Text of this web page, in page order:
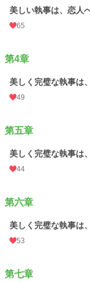
智樹が、情報屋・涼雅と
「美しく完璧な執事は、
智樹をなにかと意識する
第八章
あるパーティーに出席す
第九章
「ドジな執事見習いは、
樹が屋敷を訪れる。和樹
る。
第十章
「美しく完璧な執事は、
しまう。らしくなく悩む
美しい執事は、恋人
65
第4章
美しく完璧な執事は
49
第五章
美しく完璧な執事は
44
第六章
美しく完璧な執事は
53
第七章